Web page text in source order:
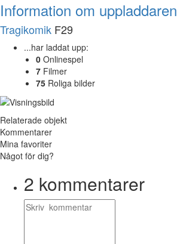
Information om uppladdaren
Tragikomik F29
...har laddat upp:
0 Onlinespel
7 Filmer
75 Roliga bilder
Relaterade objekt
Kommentarer
Mina favoriter
Något för dig?
2 kommentarer